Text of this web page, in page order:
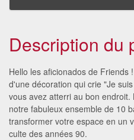
Description du
Hello les aficionados de Friends
d'une décoration qui crie "Je
vous avez atterri au bon
notre fabuleux ensemble de 10
transformer votre espace en un
culte des années 90.